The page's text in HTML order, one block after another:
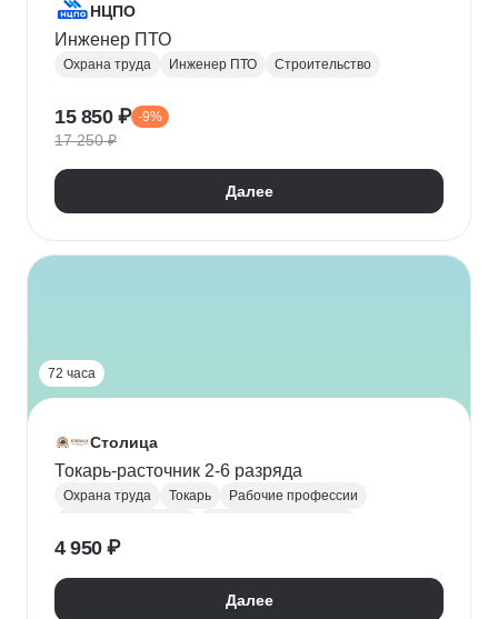
НЦПО
Инженер ПТО
Охрана труда Инженер ПТО Строительство
15 850 ₽ -9%
17 250 ₽
Далее
72 часа
Столица
Токарь-расточник 2-6 разряда
Охрана труда Токарь
Рабочие профессии
4 950 ₽
Далее